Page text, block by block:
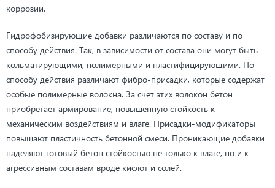
коррозии.
Гидрофобизирующие добавки различаются по составу и по
способу действия. Так, в зависимости от состава они могут быть
кольматирующими, полимерными и пластифицирующими. По
способу действия различают фибро-присадки, которые содержат
особые полимерные волокна. За счет этих волокон бетон
приобретает армирование, повышенную стойкость к
механическим воздействиям и влаге. Присадки-модификаторы
повышают пластичность бетонной смеси. Проникающие добавки
наделяют готовый бетон стойкостью не только к влаге, но и к
агрессивным составам вроде кислот и солей.